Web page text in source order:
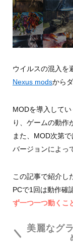
ウイルスの混入を
Nexus modsから
MODを導入して
り、ゲームの動作
また、MOD次第
バージョンによっ
この記事で紹介し
PCで1回は動作確
ず一つ一つ動くこ
美麗なグ